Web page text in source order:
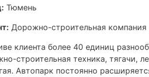
Тюмень
Дорожно-строительная компания
клиента более 40 единиц
строительная техника, тягачи,
Автопарк постоянно